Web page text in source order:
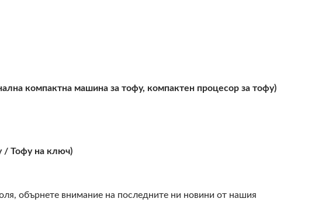
компактна машина за тофу, компактен процесор за тофу)
/ Тофу на ключ)
обърнете внимание на последните ни новини от нашия